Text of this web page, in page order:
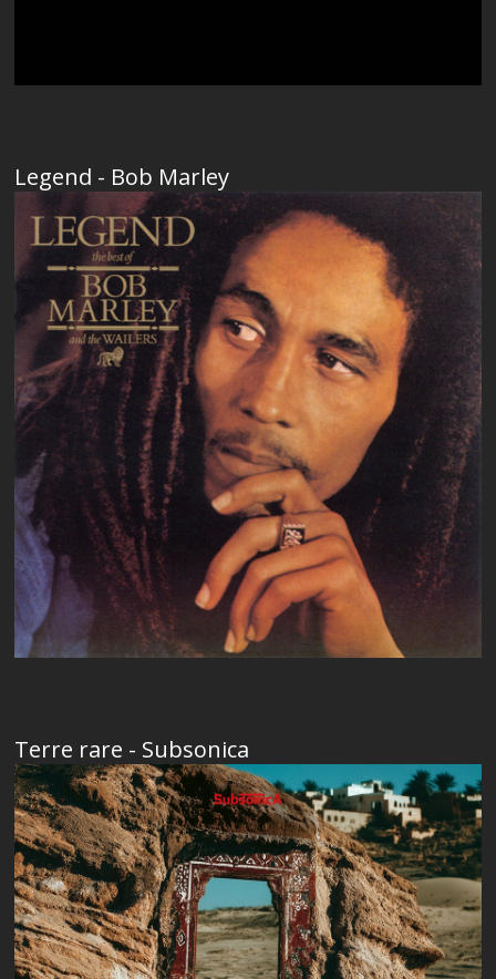
Legend - Bob Marley
Terre rare - Subsonica